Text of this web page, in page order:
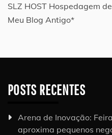
SLZ HOST Hospedagem
Meu Blog Antigo*
POSTS RECENTES
Arena de Inovação:
aproxima pequenos